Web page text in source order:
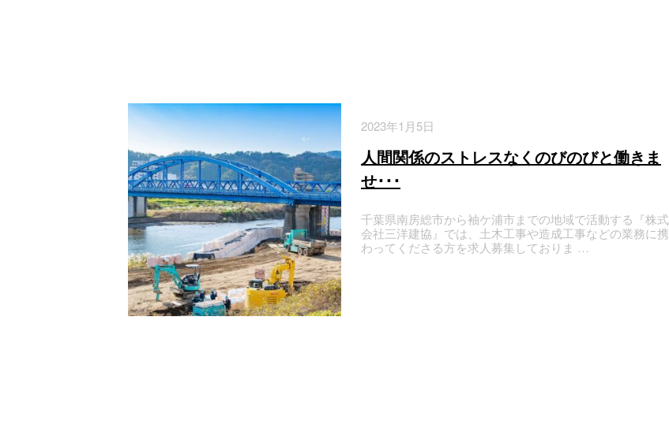
2023年1月5日
人間関係のストレスなくのびのびと働きま
せ･･･
千葉県南房総市から袖ケ浦市までの地域で活動する『株式
会社三洋建協』では、土木工事や造成工事などの業務に携
わってくださる方を求人募集しておりま …